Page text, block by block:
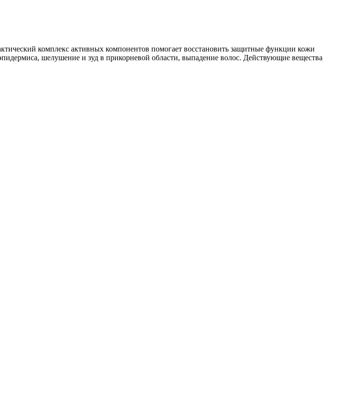
комплекс активных компонентов помогает восстановить защитные функции кожи
шелушение и зуд в прикорневой области, выпадение волос. Действующие вещества